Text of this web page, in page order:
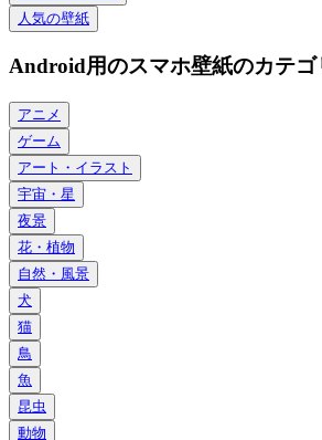
人気の壁紙
Android用のスマホ壁紙のカテゴ
アニメ
ゲーム
アート・イラスト
宇宙・星
夜景
花・植物
自然・風景
犬
猫
鳥
魚
昆虫
動物